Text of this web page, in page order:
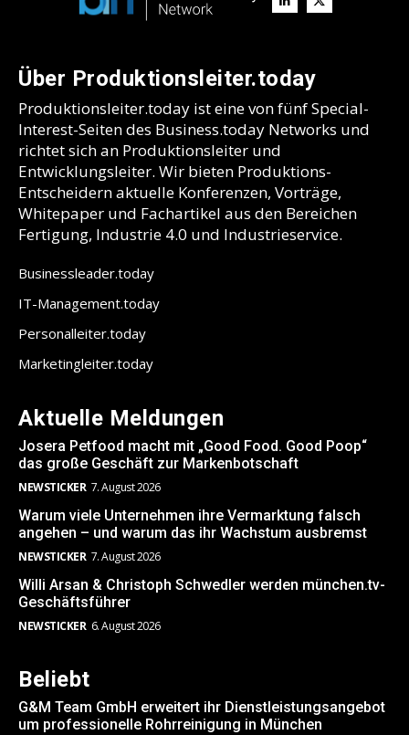
Über Produktionsleiter.today
Produktionsleiter.today ist eine von fünf Special-
Interest-Seiten des Business.today Networks und
richtet sich an Produktionsleiter und
Entwicklungsleiter. Wir bieten Produktions-
Entscheidern aktuelle Konferenzen, Vorträge,
Whitepaper und Fachartikel aus den Bereichen
Fertigung, Industrie 4.0 und Industrieservice.
Businessleader.today
IT-Management.today
Personalleiter.today
Marketingleiter.today
Aktuelle Meldungen
Josera Petfood macht mit „Good Food. Good Poop“
das große Geschäft zur Markenbotschaft
NEWSTICKER 7. August 2026
Warum viele Unternehmen ihre Vermarktung falsch
angehen – und warum das ihr Wachstum ausbremst
NEWSTICKER 7. August 2026
Willi Arsan & Christoph Schwedler werden münchen.tv-
Geschäftsführer
NEWSTICKER 6. August 2026
Beliebt
G&M Team GmbH erweitert ihr Dienstleistungsangebot
um professionelle Rohrreinigung in München